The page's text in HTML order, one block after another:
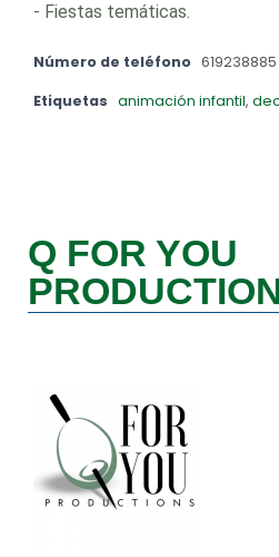
- Fiestas temáticas.
Número de teléfono 619238885
Etiquetas animación infantil,
Q FOR YOU